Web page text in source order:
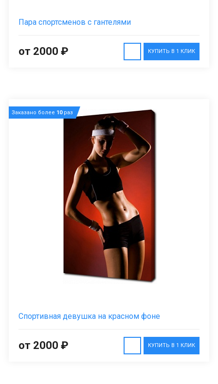
Пара спортсменов с гантелями
КУПИТЬ В 1 КЛИК
от 2000 ₽
Заказано более 10раз
Спортивная девушка на красном фоне
КУПИТЬ В 1 КЛИК
от 2000 ₽